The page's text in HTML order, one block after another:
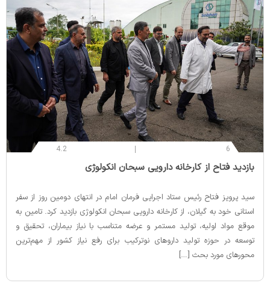
6
4.2
‌بازدید فتاح از کارخانه دارویی سبحان انکولوژی
سید پرویز فتاح رئیس ستاد اجرایی فرمان امام در انتهای دومین روز از سفر
استانی خود به گیلان، از کارخانه دارویی سبحان انکولوژی بازدید کرد. تامین به
موقع مواد اولیه، تولید مستمر و عرضه متناسب با نیاز بیماران، تحقیق و
توسعه در حوزه تولید داروهای نوترکیب برای رفع نیاز کشور از مهم‌ترین
محورهای مورد بحث […]